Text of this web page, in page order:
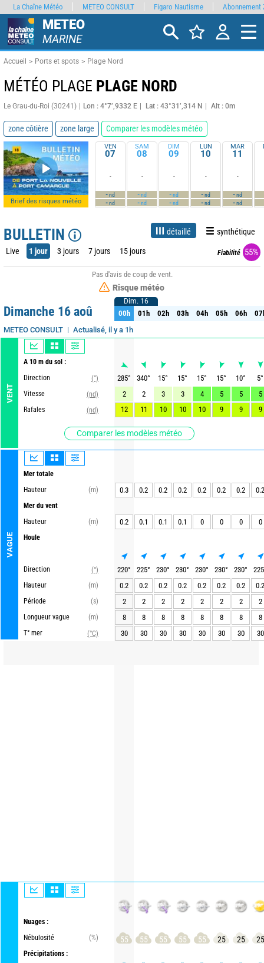
METEO
MARINE
Accueil Ports et spots Plage Nord
MÉTÉO PLAGE PLAGE NORD
Le Grau-du-Roi (30241) Lon : 4°7’,9332 E Lat : 43°31’,314 N Alt : 0m
zone côtière zone large Comparer les modèles météo
Brief des risques météo
VEN
07
-
-nd
-nd
SAM
08
-
-nd
-nd
DIM
09
-
-nd
-nd
LUN
10
-
-nd
-nd
MAR
11
-
-nd
-nd
BULLETIN détaillé synthétique
Live 1 jour 3 jours 7 jours 15 jours Fiabilité 55%
Pas d'avis de coup de vent.
Risque météo
Dimanche 16 aoû
METEO CONSULT Actualisé, il y a 1h
VENT
A 10 m du sol :
Direction
(°)
Vitesse
(nd)
Rafales
(nd)
Comparer les modèles météo
VAGUE
Mer totale
Hauteur
(m)
Mer du vent
Hauteur
(m)
Houle
Direction
(°)
Hauteur
(m)
Période
(s)
Longueur vague
(m)
T° mer
(°C)
Nuages :
Nébulosité
(%)
Précipitations :
Dim. 16
00h 01h 02h 03h 04h 05h 06h
Dim. 16
00h 01h 02h 03h 04h 05h 06h
285° 340° 15° 15° 15° 15° 10° 5°
2
2 3 3 4 5 5
5
12
11 10 10 10 9 9 9
0.3 0.2 0.2 0.2 0.2 0.2 0.2 0.2
0.2 0.1 0.1 0.1 0 0 0 0
220° 225° 230° 230° 230° 230° 230°
225
0.2
0.2 0.2 0.2 0.2 0.2 0.2
0.2
2
2 2 2 2 2 2
2
8
8 8 8 8 8 8
8
30
30 30 30 30 30 30 30
55 55 55 55 55 25 25 25
La Chaîne Météo METEO CONSULT Figaro Nautisme Abonnement